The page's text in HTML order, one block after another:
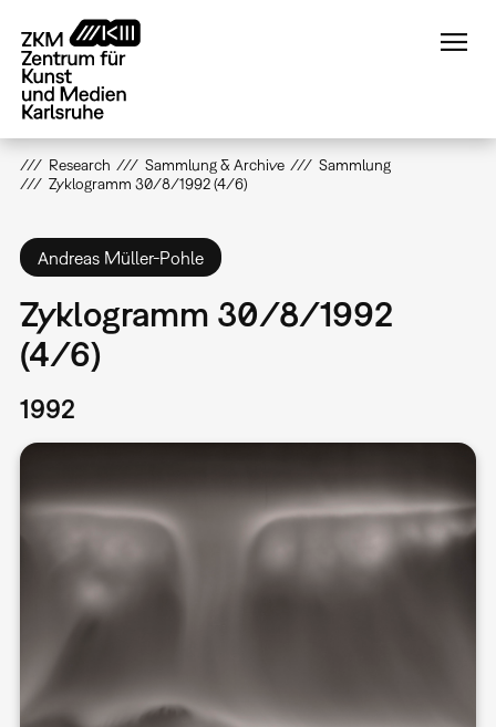
zum
Inhalt
Research Sammlung & Archive
Sammlung
Zyklogramm 30/8/1992 (4/6)
Andreas Müller-Pohle
Zyklogramm 30/8/1992
(4/6)
1992